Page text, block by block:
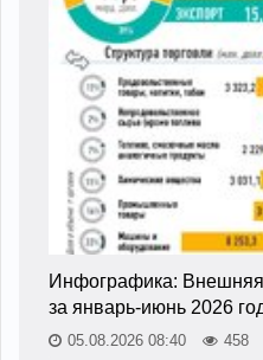
Инфографика: Внешняя
за январь-июнь 2026
05.08.2026 08:40 458